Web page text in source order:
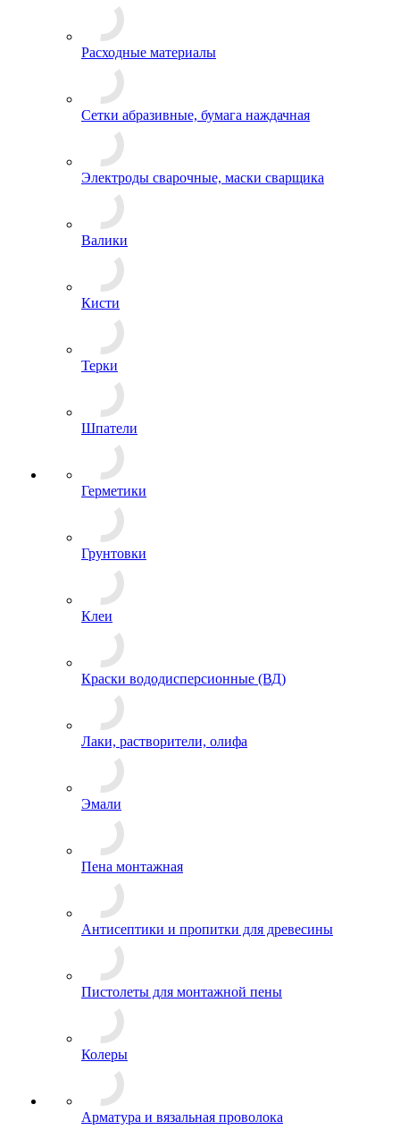
Расходные материалы
Сетки абразивные, бумага наждачная
Электроды сварочные, маски сварщика
Валики
Кисти
Терки
Шпатели
Герметики
Грунтовки
Клеи
Краски вододисперсионные (ВД)
Лаки, растворители, олифа
Эмали
Пена монтажная
Антисептики и пропитки для древесины
Пистолеты для монтажной пены
Колеры
Арматура и вязальная проволока